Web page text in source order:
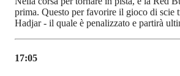
prima. Questo per favorire il gioco di scie
Hadjar - il quale è penalizzato e partirà
17:05